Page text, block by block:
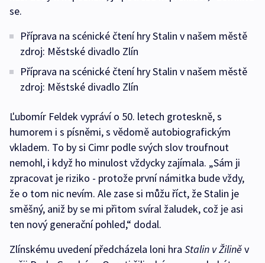
se.
Příprava na scénické čtení hry Stalin v našem městě
zdroj: Městské divadlo Zlín
Příprava na scénické čtení hry Stalin v našem městě
zdroj: Městské divadlo Zlín
Ľubomír Feldek vypráví o 50. letech groteskně, s
humorem i s písněmi, s vědomě autobiografickým
vkladem. To by si Cimr podle svých slov troufnout
nemohl, i když ho minulost vždycky zajímala. „Sám ji
zpracovat je riziko - protože první námitka bude vždy,
že o tom nic nevím. Ale zase si můžu říct, že Stalin je
směšný, aniž by se mi přitom svíral žaludek, což je asi
ten nový generační pohled,“ dodal.
Zlínskému uvedení předcházela loni hra Stalin v Žiliněv